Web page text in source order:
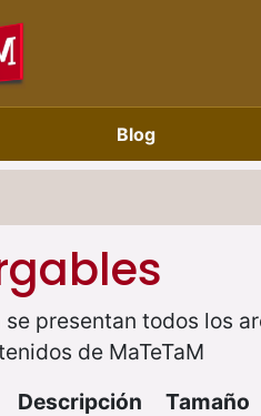
Blog
se presentan todos los
de MaTeTaM
Descripción Tamaño